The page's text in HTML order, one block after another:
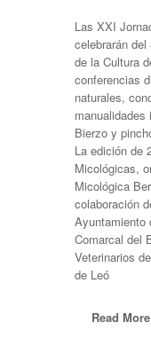
Las XXI
celebrarán
de la Cultura
conferencias
naturales,
Bierzo y
La edición de
Micológicas,
Micológica
colaboración
Ayuntamiento
Comarcal del
Veterinarios
de Leó
Read More